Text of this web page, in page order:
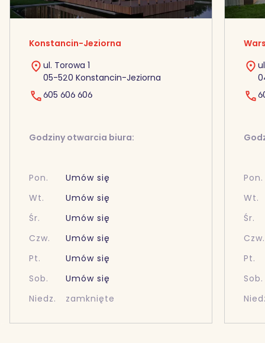
Konstancin-Jeziorna
ul. Torowa 1
05-520 Konstancin-Jeziorna
605 606 606
Godziny otwarcia biura:
Pon.
Umów się
Wt.
Umów się
Śr.
Umów się
Czw.
Umów się
Pt.
Umów się
Sob.
Umów się
Niedz.
zamknięte
Pon.
Wt.
Śr.
Czw.
Pt.
Sob.